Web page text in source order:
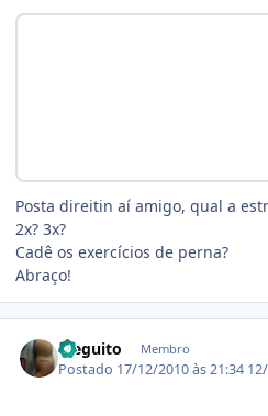
Posta direitin aí amigo, qual a
2x? 3x?
Cadê os exercícios de perna?
Abraço!
dieguito Membro
Postado 17/12/2010 às 21:34